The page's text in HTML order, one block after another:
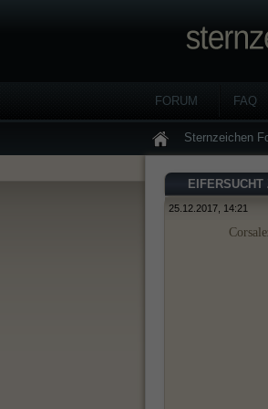
FORUM FAQ
Sternzeichen
25.12.2017, 14:21